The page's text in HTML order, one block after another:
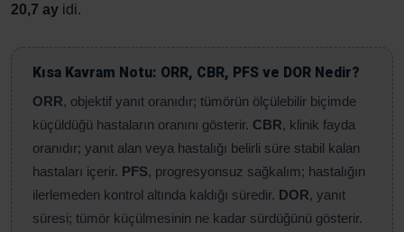
20,7 ay idi.
Kısa Kavram Notu: ORR, CBR, PFS ve DOR Nedir?
ORR, objektif yanıt oranıdır; tümörün ölçülebilir biçimde
küçüldüğü hastaların oranını gösterir. CBR, klinik fayda
oranıdır; yanıt alan veya hastalığı belirli süre stabil kalan
hastaları içerir. PFS, progresyonsuz sağkalım; hastalığın
ilerlemeden kontrol altında kaldığı süredir. DOR, yanıt
süresi; tümör küçülmesinin ne kadar sürdüğünü gösterir.